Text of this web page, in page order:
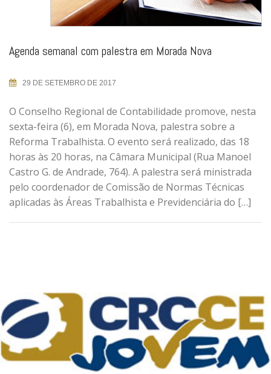
Agenda semanal com palestra em Morada Nova
29 DE SETEMBRO DE 2017
O Conselho Regional de Contabilidade promove, nesta
sexta-feira (6), em Morada Nova, palestra sobre a
Reforma Trabalhista. O evento será realizado, das 18
horas às 20 horas, na Câmara Municipal (Rua Manoel
Castro G. de Andrade, 764). A palestra será ministrada
pelo coordenador de Comissão de Normas Técnicas
aplicadas às Áreas Trabalhista e Previdenciária do […]